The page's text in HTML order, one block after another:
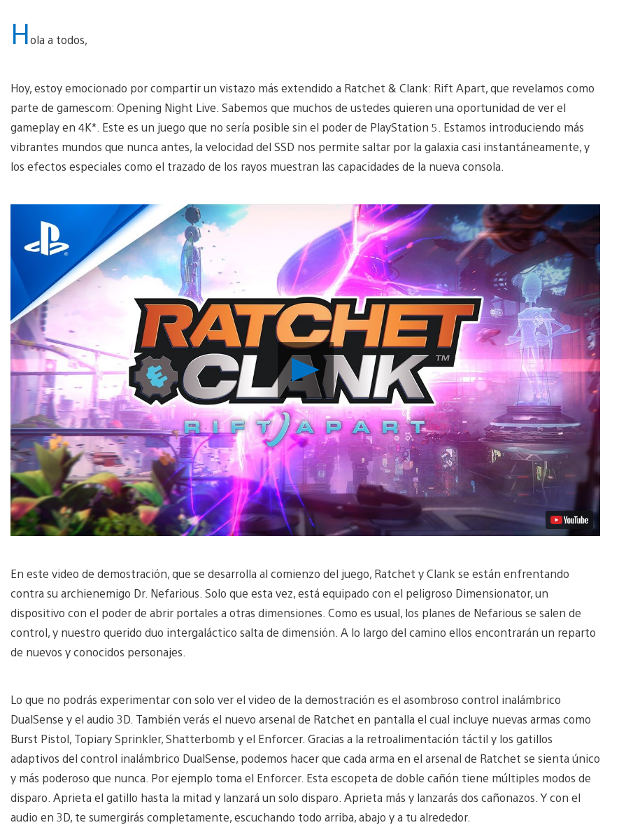
Hola a todos,
Hoy, estoy emocionado por compartir un vistazo más extendido a Ratchet & Clank: Rift Apart, que revelamos como
parte de gamescom: Opening Night Live. Sabemos que muchos de ustedes quieren una oportunidad de ver el
gameplay en 4K*. Este es un juego que no sería posible sin el poder de PlayStation 5. Estamos introduciendo más
vibrantes mundos que nunca antes, la velocidad del SSD nos permite saltar por la galaxia casi instantáneamente, y
los efectos especiales como el trazado de los rayos muestran las capacidades de la nueva consola.
Reproducir
Video
En este video de demostración, que se desarrolla al comienzo del juego, Ratchet y Clank se están enfrentando
contra su archienemigo Dr. Nefarious. Solo que esta vez, está equipado con el peligroso Dimensionator, un
dispositivo con el poder de abrir portales a otras dimensiones. Como es usual, los planes de Nefarious se salen de
control, y nuestro querido duo intergaláctico salta de dimensión. A lo largo del camino ellos encontrarán un reparto
de nuevos y conocidos personajes.
Lo que no podrás experimentar con solo ver el video de la demostración es el asombroso control inalámbrico
DualSense y el audio 3D. También verás el nuevo arsenal de Ratchet en pantalla el cual incluye nuevas armas como
Burst Pistol, Topiary Sprinkler, Shatterbomb y el Enforcer. Gracias a la retroalimentación táctil y los gatillos
adaptivos del control inalámbrico DualSense, podemos hacer que cada arma en el arsenal de Ratchet se sienta único
y más poderoso que nunca. Por ejemplo toma el Enforcer. Esta escopeta de doble cañón tiene múltiples modos de
disparo. Aprieta el gatillo hasta la mitad y lanzará un solo disparo. Aprieta más y lanzarás dos cañonazos. Y con el
audio en 3D, te sumergirás completamente, escuchando todo arriba, abajo y a tu alrededor.